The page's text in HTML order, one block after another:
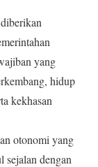
yang
hidup
kekhasan
otonomi yang
sejalan dengan